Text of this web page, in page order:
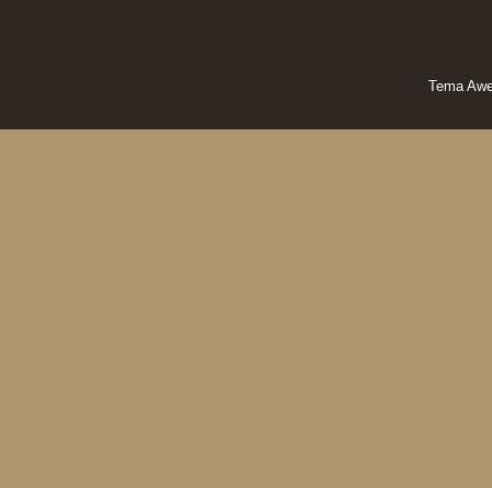
Tema